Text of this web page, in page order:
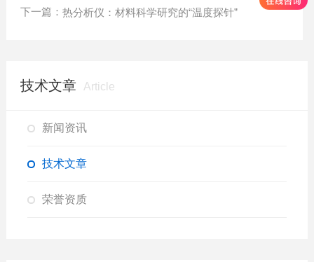
下一篇： 热分析仪：材料科学研究的“温度探针”
技术文章 Article
新闻资讯
技术文章
荣誉资质